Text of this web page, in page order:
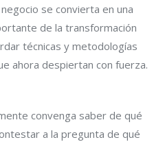
se convierta en una
de la transformación
técnicas y metodologías
ahora despiertan con fuerza.
convenga saber de qué
a la pregunta de qué